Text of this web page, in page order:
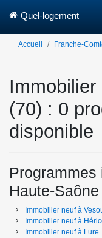
Quel-logement
Accueil Franche-
(70) : 0
disponible
Haute-Saône
Immobilier neufà
Immobilier neufà
Immobilier neufà Lure